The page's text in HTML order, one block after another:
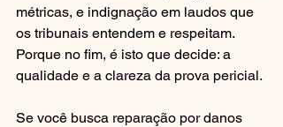
métricas, e indignação em laudos que
os tribunais entendem e respeitam.
Porque no fim, é isto que decide: a
qualidade e a clareza da prova pericial.
Se você busca reparação por danos